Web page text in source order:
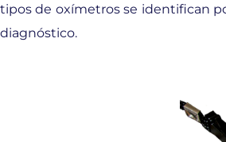
tipos de oxímetros se identifican
diagnóstico.